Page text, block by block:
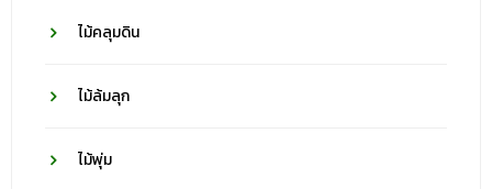
ไม้คลุมดิน
ไม้ล้มลุก
ไม้พุ่ม